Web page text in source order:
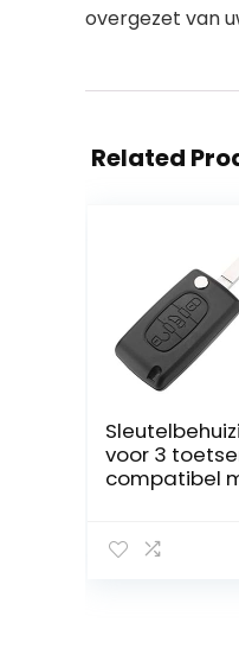
overgezet van
Related
voor 3
compatibel